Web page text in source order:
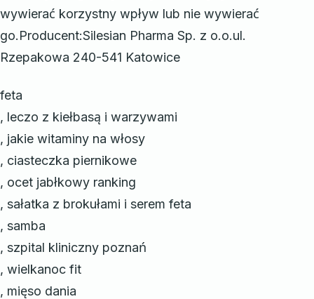
wywierać korzystny wpływ lub nie wywierać
go.Producent:Silesian Pharma Sp. z o.o.ul.
Rzepakowa 240-541 Katowice
feta
, leczo z kiełbasą i warzywami
, jakie witaminy na włosy
, ciasteczka piernikowe
, ocet jabłkowy ranking
, sałatka z brokułami i serem feta
, samba
, szpital kliniczny poznań
, wielkanoc fit
, mięso dania